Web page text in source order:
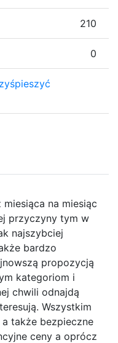
na miesiąc
przyczyny tym w
najszybciej
bardzo
propozycją
kategoriom i
chwili odnajdą
Wszystkim
także bezpieczne
ceny a oprócz
210
0